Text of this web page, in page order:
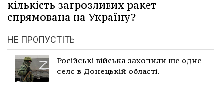
кількість загрозливих ракет
спрямована на Україну?
НЕ ПРОПУСТІТЬ
Російські війська захопили ще одне
село в Донецькій області.